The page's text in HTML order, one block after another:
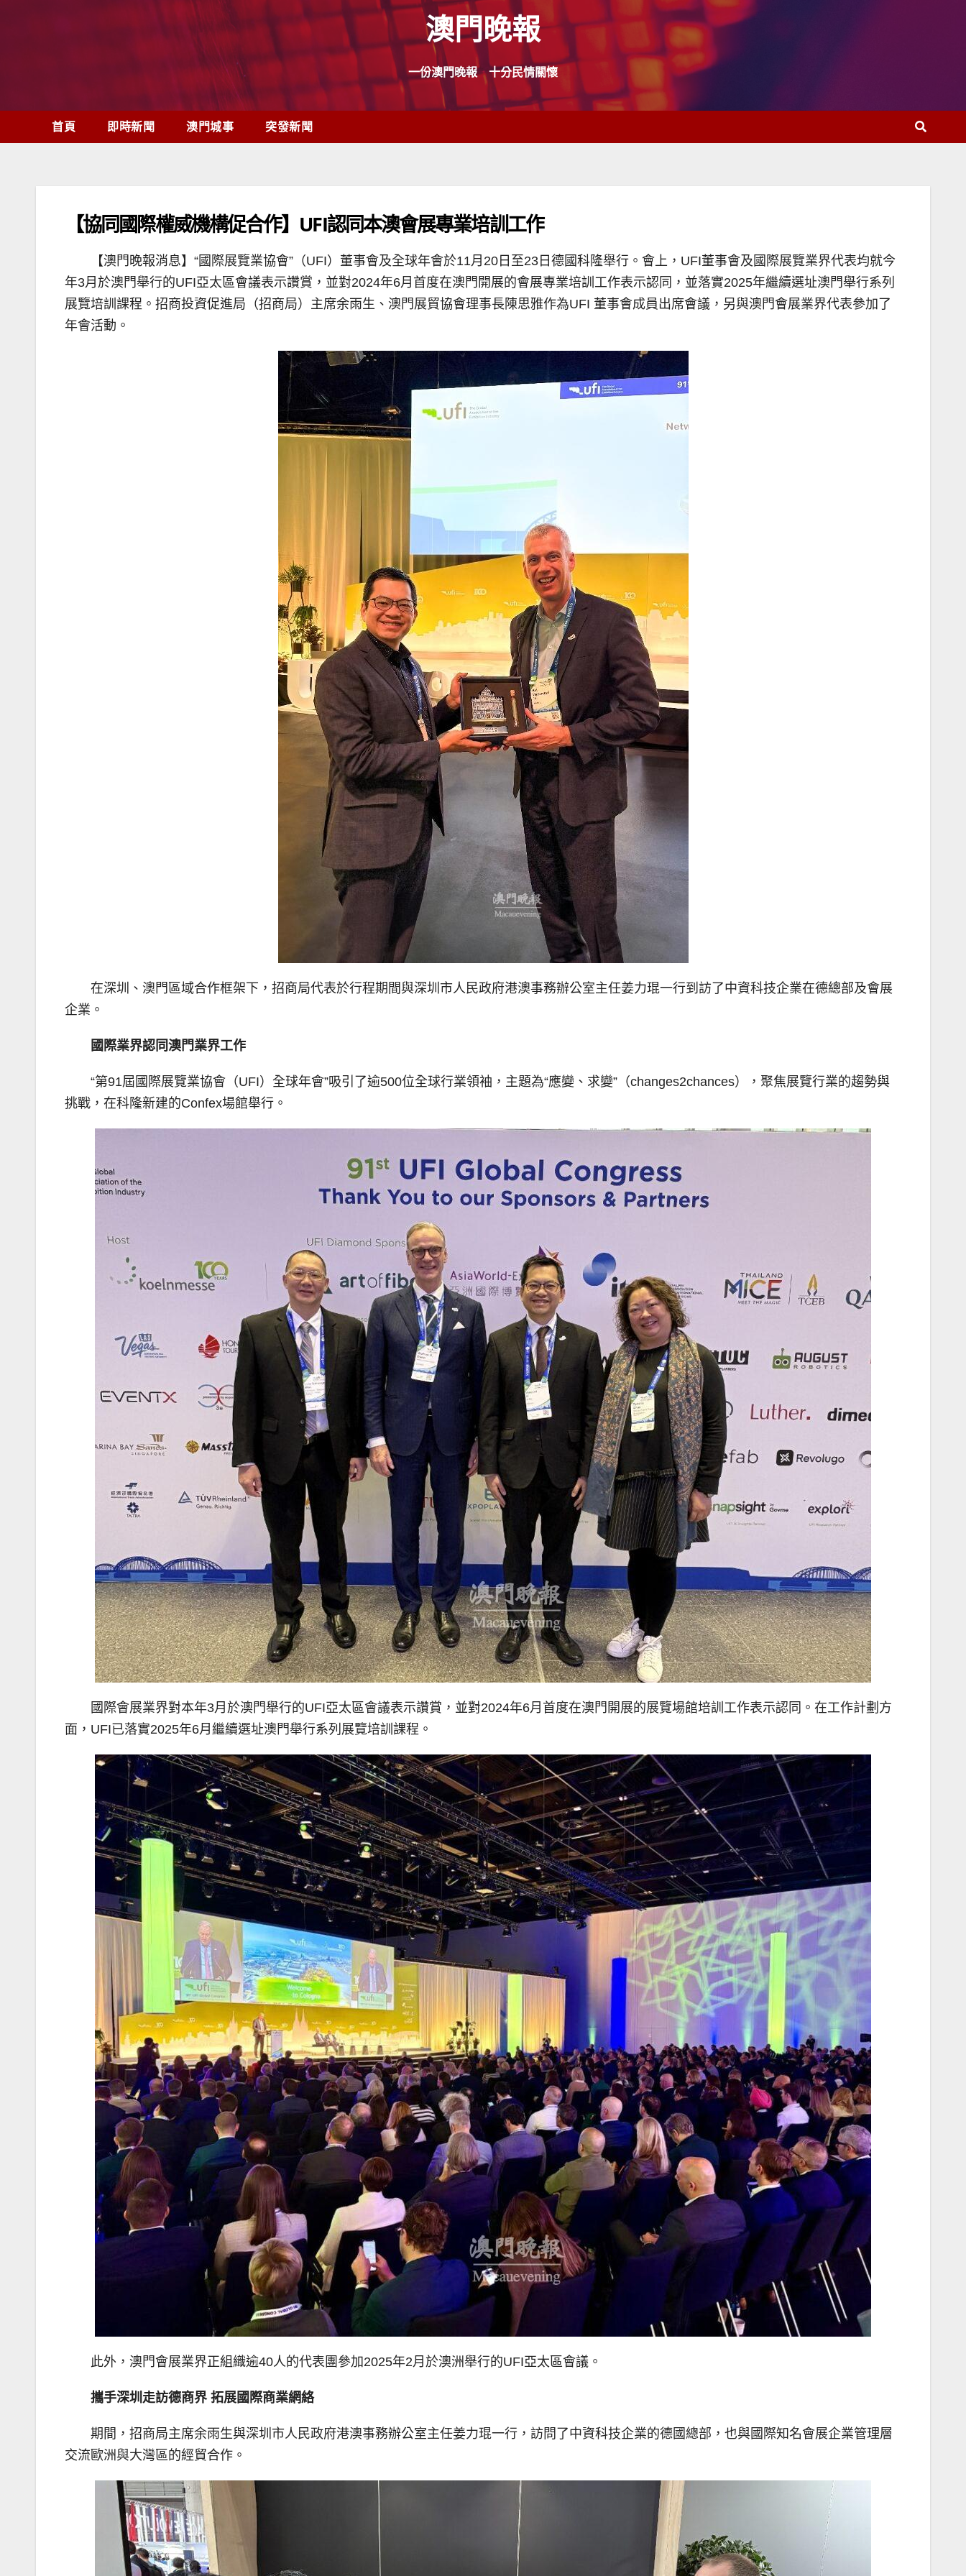
澳門晚報
一份澳門晚報 十分民情關懷
首頁 即時新聞 澳門城事 突發新聞
【協同國際權威機構促合作】UFI認同本澳會展專業培訓工作
【澳門晚報消息】“國際展覽業協會”（UFI）董事會及全球年會於11月20日至23日德國科隆舉行。會上，UFI董事會及國際展覽業界代表均就今
年3月於澳門舉行的UFI亞太區會議表示讚賞，並對2024年6月首度在澳門開展的會展專業培訓工作表示認同，並落實2025年繼續選址澳門舉行系列
展覽培訓課程。招商投資促進局（招商局）主席余雨生、澳門展貿協會理事長陳思雅作為UFI 董事會成員出席會議，另與澳門會展業界代表參加了
年會活動。
在深圳、澳門區域合作框架下，招商局代表於行程期間與深圳市人民政府港澳事務辦公室主任姜力琨一行到訪了中資科技企業在德總部及會展
企業。
國際業界認同澳門業界工作
“第91屆國際展覽業協會（UFI）全球年會”吸引了逾500位全球行業領袖，主題為“應變、求變”（changes2chances），聚焦展覽行業的趨勢與
挑戰，在科隆新建的Confex場館舉行。
國際會展業界對本年3月於澳門舉行的UFI亞太區會議表示讚賞，並對2024年6月首度在澳門開展的展覽場館培訓工作表示認同。在工作計劃方
面，UFI已落實2025年6月繼續選址澳門舉行系列展覽培訓課程。
此外，澳門會展業界正組織逾40人的代表團參加2025年2月於澳洲舉行的UFI亞太區會議。
攜手深圳走訪德商界 拓展國際商業網絡
期間，招商局主席余雨生與深圳市人民政府港澳事務辦公室主任姜力琨一行，訪問了中資科技企業的德國總部，也與國際知名會展企業管理層
交流歐洲與大灣區的經貿合作。